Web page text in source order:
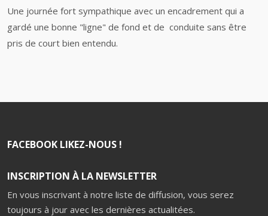
Une journée fort sympathique avec un encadrement qui a
gardé une bonne "ligne" de fond et de conduite sans être
pris de court bien entendu.
FACEBOOK LIKEZ-NOUS !
INSCRIPTION À LA NEWSLETTER
En vous inscrivant à notre liste de diffusion, vous serez
toujours à jour avec les dernières actualitées.